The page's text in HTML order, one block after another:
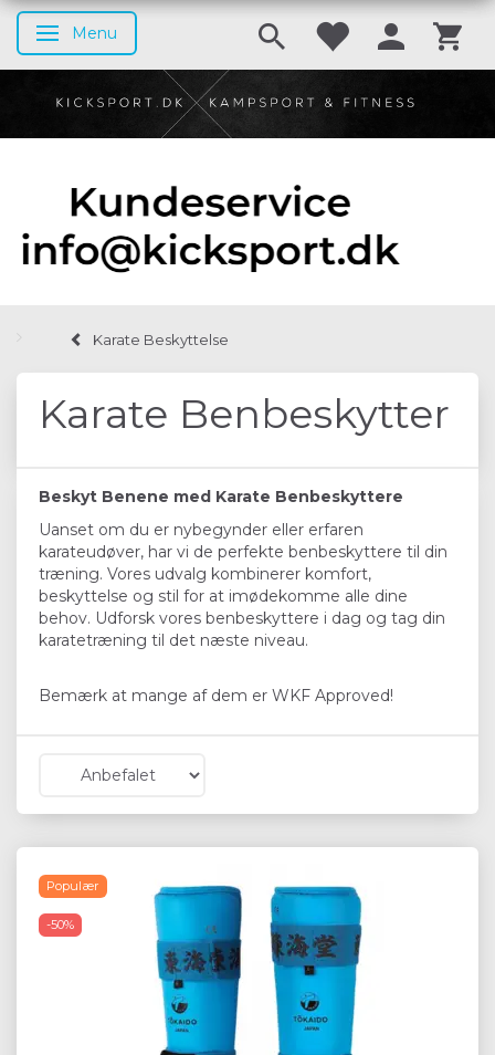
Skifte navigation
Menu
Karate Beskyttelse
Karate Benbeskytter
Beskyt Benene med Karate Benbeskyttere
Uanset om du er nybegynder eller erfaren
karateudøver, har vi de perfekte benbeskyttere til din
træning. Vores udvalg kombinerer komfort,
beskyttelse og stil for at imødekomme alle dine
behov. Udforsk vores benbeskyttere i dag og tag din
karatetræning til det næste niveau.
Bemærk at mange af dem er WKF Approved!
Populær
-50%